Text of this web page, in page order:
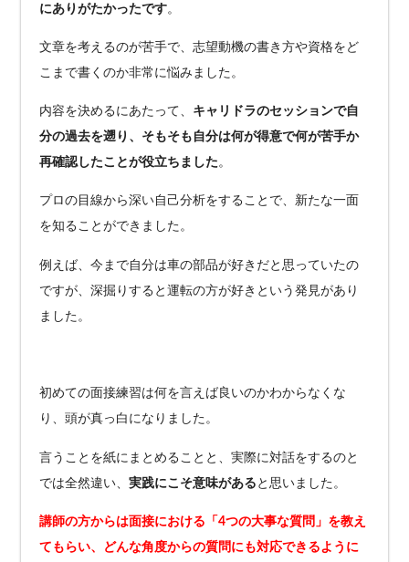
にありがたかったです。
文章を考えるのが苦手で、志望動機の書き方や資格をど
こまで書くのか非常に悩みました。
内容を決めるにあたって、 キャリドラのセッションで自
分の過去を遡り、そもそも自分は何が得意で何が苦手か
再確認したことが役立ちました。
プロの目線から深い自己分析をすることで、新たな一面
を知ることができました。
例えば、今まで自分は車の部品が好きだと思っていたの
ですが、深掘りすると運転の方が好きという発見があり
ました。
初めての面接練習は何を言えば良いのかわからなくな
り、頭が真っ白になりました。
言うことを紙にまとめることと、実際に対話をするのと
では全然違い、実践にこそ意味がある と思いました。
講師の方からは面接における「4つの大事な質問」を教え
てもらい、どんな角度からの質問にも対応できるように